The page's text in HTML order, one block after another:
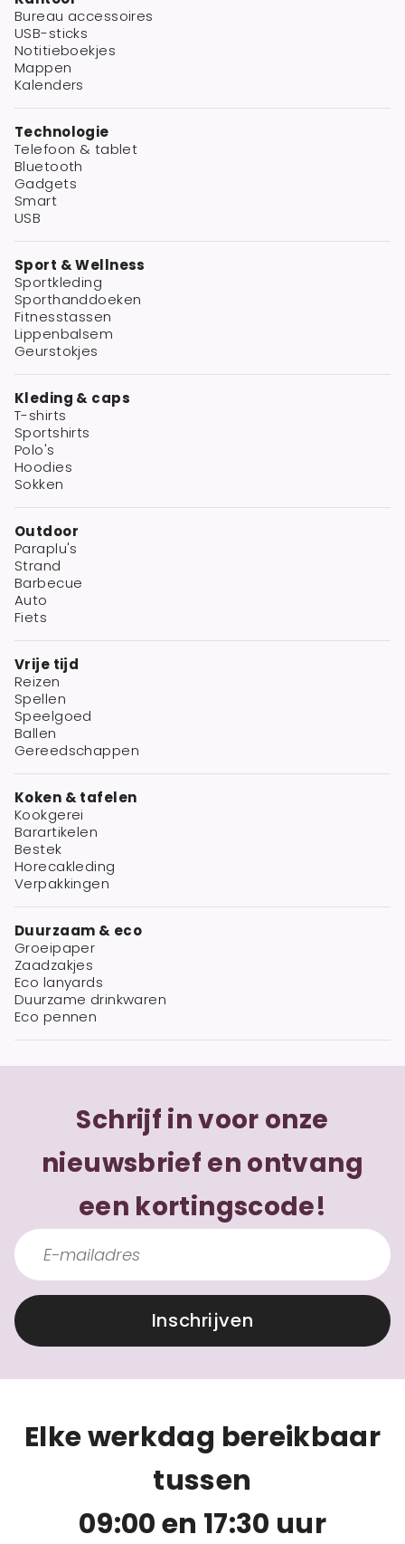
Bureau accessoires
USB-sticks
Notitieboekjes
Mappen
Kalenders
Technologie
Telefoon & tablet
Bluetooth
Gadgets
Smart
USB
Sport & Wellness
Sportkleding
Sporthanddoeken
Fitnesstassen
Lippenbalsem
Geurstokjes
Kleding & caps
T-shirts
Sportshirts
Polo's
Hoodies
Sokken
Outdoor
Paraplu's
Strand
Barbecue
Auto
Fiets
Vrije tijd
Reizen
Spellen
Speelgoed
Ballen
Gereedschappen
Koken & tafelen
Kookgerei
Barartikelen
Bestek
Horecakleding
Verpakkingen
Duurzaam & eco
Groeipaper
Zaadzakjes
Eco lanyards
Duurzame drinkwaren
Eco pennen
Schrijf in voor onze
nieuwsbrief en ontvang
een kortingscode!
Inschrijven
Elke werkdag bereikbaar
tussen
09:00 en 17:30 uur